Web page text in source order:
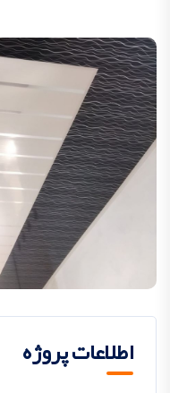
اطلاعات پروژه